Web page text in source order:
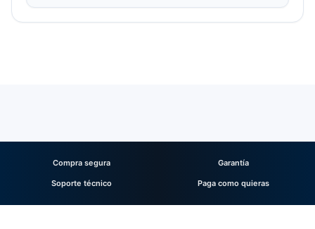
Compra segura Garantía
Soporte técnico Paga como quieras